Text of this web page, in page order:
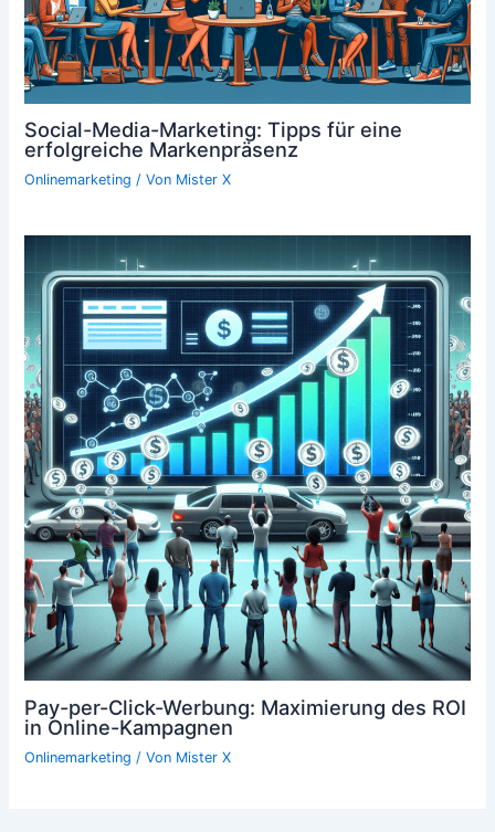
Social-Media-Marketing: Tipps für eine
erfolgreiche Markenpräsenz
Onlinemarketing / Von Mister X
Pay-per-Click-Werbung: Maximierung des ROI
in Online-Kampagnen
Onlinemarketing / Von Mister X